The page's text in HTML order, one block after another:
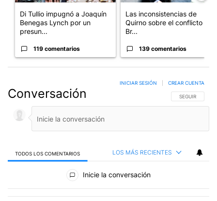
Di Tullio impugnó a Joaquín
Benegas Lynch por un
presun...
119 comentarios
Las inconsistencias de
Quirno sobre el conflicto con
Br...
139 comentarios
Conversación SIGA ESTA
SEGUIR
INICIAR SESIÓN CREAR CUENTA
TODOS LOS COMENTARIOS LOS MÁS RECIENTES
Todos los comentarios
Inicie la conversación